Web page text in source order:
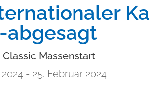
abgesagt
Massenstart
- 25. Februar 2024